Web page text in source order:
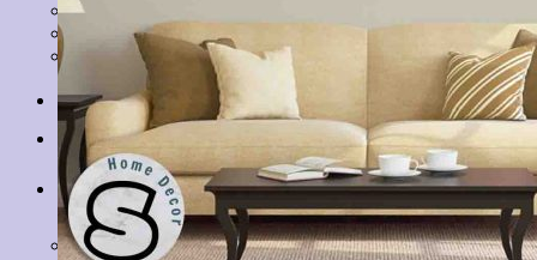
Tranh Lá Cây
Tranh Tĩnh Vật
Tranh Đồng Quê
Tranh Thuỷ Mặc
Tranh Con Hổ
Tin tức
Liên hệ
Giỏ hàng
Chưa có sản phẩm trong giỏ hàng.